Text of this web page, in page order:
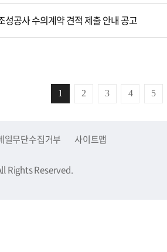
성공사 수의계약 견적 제출 안내 공고
1 2 3 4 5
일무단수집거부 사이트맵
Rights Reserved.